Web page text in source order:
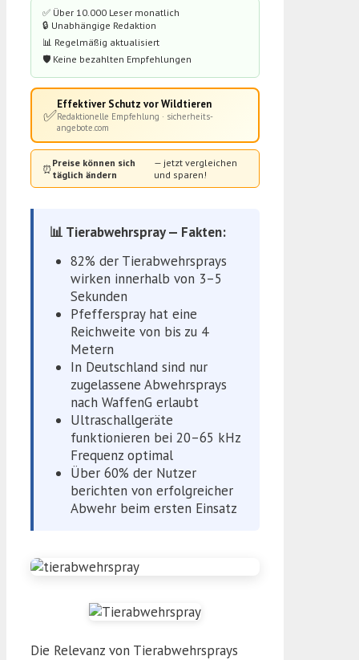
✅ Über 10.000 Leser monatlich
🔒 Unabhängige Redaktion
📊 Regelmäßig aktualisiert
🛡️ Keine bezahlten Empfehlungen
✅
Effektiver Schutz vor Wildtieren
Redaktionelle Empfehlung · sicherheits-
angebote.com
⏰ Preise können sich
täglich ändern
— jetzt vergleichen
und sparen!
📊 Tierabwehrspray — Fakten:
82% der Tierabwehrsprays
wirken innerhalb von 3–5
Sekunden
Pfefferspray hat eine
Reichweite von bis zu 4
Metern
In Deutschland sind nur
zugelassene Abwehrsprays
nach WaffenG erlaubt
Ultraschallgeräte
funktionieren bei 20–65 kHz
Frequenz optimal
Über 60% der Nutzer
berichten von erfolgreicher
Abwehr beim ersten Einsatz
Die Relevanz von Tierabwehrsprays